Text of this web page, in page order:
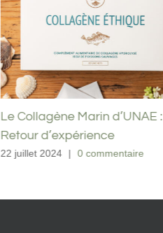
L’alimentation ancestrale – Un
modèle alimentaire pour la
femme enceinte et allaitante ?